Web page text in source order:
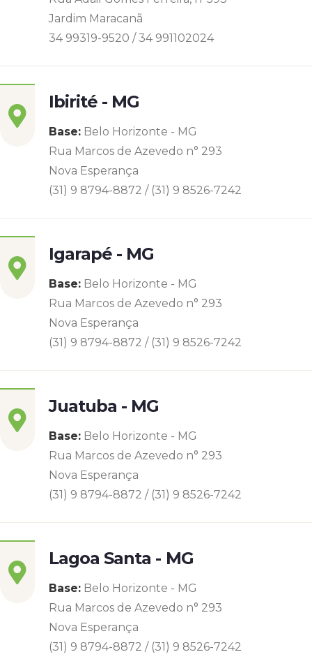
Jardim Maracanã
34 99319-9520 / 34 991102024
Ibirité - MG
Base: Belo Horizonte - MG
Rua Marcos de Azevedo n° 293
Nova Esperança
(31) 9 8794-8872 / (31) 9 8526-7242
Igarapé - MG
Base: Belo Horizonte - MG
Rua Marcos de Azevedo n° 293
Nova Esperança
(31) 9 8794-8872 / (31) 9 8526-7242
Juatuba - MG
Base: Belo Horizonte - MG
Rua Marcos de Azevedo n° 293
Nova Esperança
(31) 9 8794-8872 / (31) 9 8526-7242
Lagoa Santa - MG
Base: Belo Horizonte - MG
Rua Marcos de Azevedo n° 293
Nova Esperança
(31) 9 8794-8872 / (31) 9 8526-7242